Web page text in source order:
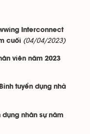
Interconnect
cuối (04/04/2023)
viên năm 2023
tuyển dụng nhà
dụng nhân sự năm